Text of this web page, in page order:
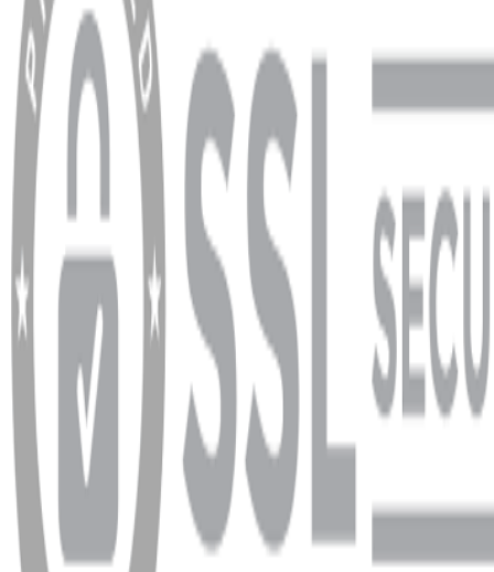
Banka Hesap Bilgileri
YARDIM VE DESTEK
Ödeme ve Teslimat Şartları
Garanti ve İade Şartları
info@dukkanhifi.com
0850 441 40 44
info@dukkanhifi.com 0850 441 40 44
Çalışma Saatleri: Pazartesi - Cuma 09:30 - 19:30, Cumartesi 10:00 - 18:00